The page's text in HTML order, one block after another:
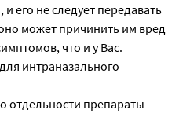
его не следует передавать
может причинить им вред
что и у Вас.
интраназального
отдельности препараты